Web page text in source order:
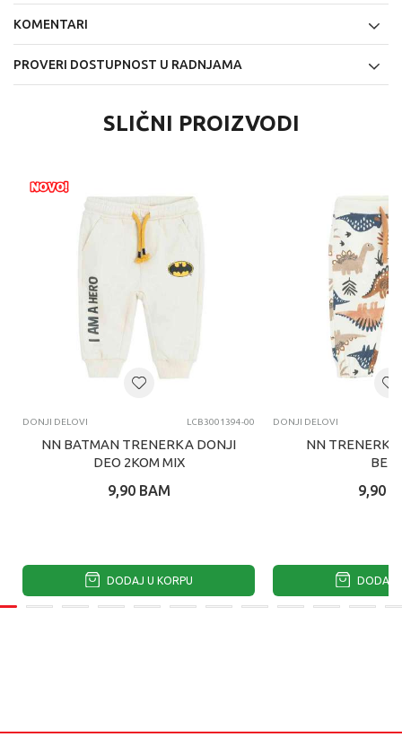
KOMENTARI
PROVERI DOSTUPNOST U RADNJAMA
SLIČNI PROIZVODI
DONJI DELOVI LCB3001394-00
NN BATMAN TRENERKA DONJI
DEO 2KOM MIX
9,90 BAM
DODAJ U KORPU
DONJI DELOVI
NN
9,90
DODAJ